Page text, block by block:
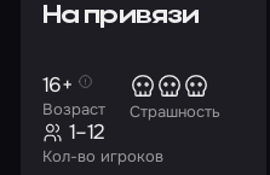
На привязи
Возраст
16+
Страшность
Кол-во игроков
1–12